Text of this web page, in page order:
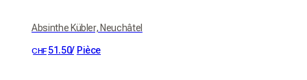
Absinthe Kübler, Neuchâtel
CHF 51.50/ Pièce